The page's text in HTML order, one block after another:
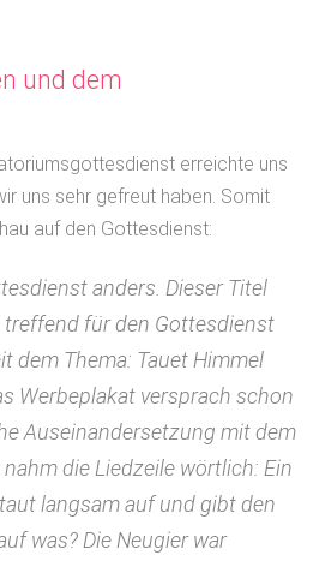
und dem
erreichte uns
uns sehr gefreut haben. Somit
auf den Gottesdienst:
anders. Dieser Titel
treffend für den Gottesdienst
dem Thema: Tauet Himmel
Werbeplakat versprach schon
Auseinandersetzung mit dem
die Liedzeile wörtlich: Ein
langsam auf und gibt den
was? Die Neugier war